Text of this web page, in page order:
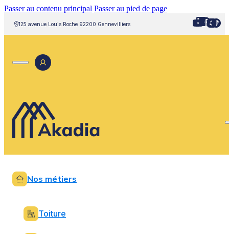
Passer au contenu principal Passer au pied de page
125 avenue Louis Roche 92200 Gennevilliers
Nos métiers
Toiture